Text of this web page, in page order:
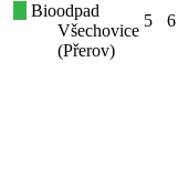
Bioodpad
Všechovice
(Přerov)
5 6